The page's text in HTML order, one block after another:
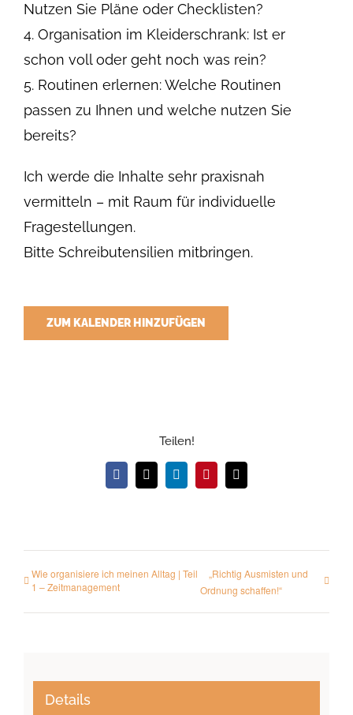
Nutzen Sie Pläne oder Checklisten?
4. Organisation im Kleiderschrank: Ist er
schon voll oder geht noch was rein?
5. Routinen erlernen: Welche Routinen
passen zu Ihnen und welche nutzen Sie
bereits?
Ich werde die Inhalte sehr praxisnah
vermitteln – mit Raum für individuelle
Fragestellungen.
Bitte Schreibutensilien mitbringen.
ZUM KALENDER HINZUFÜGEN
Teilen!
Facebook
X LinkedInPinterest
E-
Mail
Wie organisiere ich meinen Alltag | Teil
1 – Zeitmanagement
„Richtig Ausmisten und
Ordnung schaffen!“
Details